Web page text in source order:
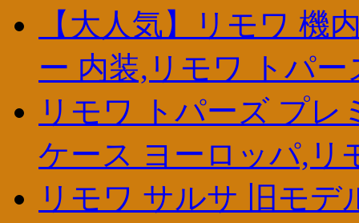
【大人気】リモワ 機
ー 内装,リモワ トパ
リモワ トパーズ プ
ケース ヨーロッパ,リ
リモワ サルサ 旧モ